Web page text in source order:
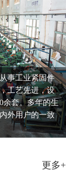
事工业紧固件
工艺先进，设
余套。多年的生
外用户的一致
更多+